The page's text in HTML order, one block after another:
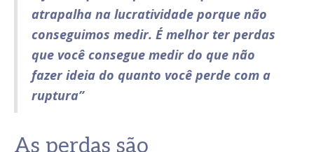
atrapalha na lucratividade porque não
conseguimos medir. É melhor ter perdas
que você consegue medir do que não
fazer ideia do quanto você perde com a
ruptura”
As perdas são